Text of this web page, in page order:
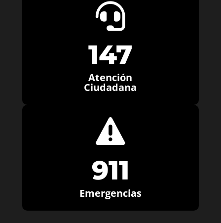

147
Atención
Ciudadana

911
Emergencias